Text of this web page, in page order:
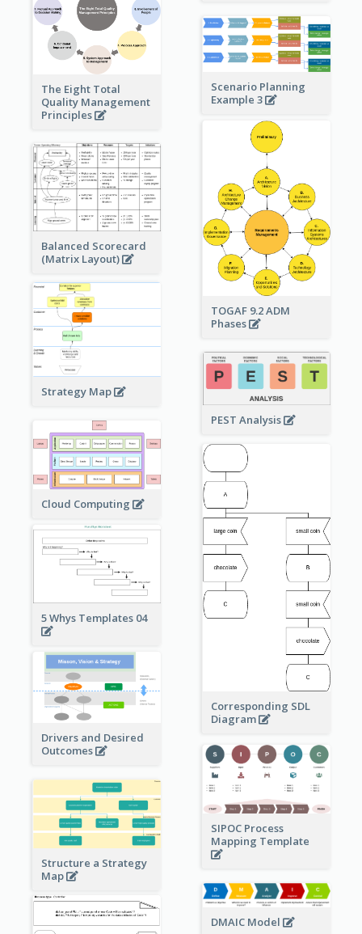
The Eight Total
Quality Management
Principles
Scenario Planning
Example 3
TOGAF 9.2 ADM
Phases
Balanced Scorecard
(Matrix Layout)
Strategy Map
PEST Analysis
Cloud Computing
Corresponding SDL
Diagram
5 Whys Templates 04
Drivers and Desired
Outcomes
SIPOC Process
Mapping Template
Structure a Strategy
Map
DMAIC Model